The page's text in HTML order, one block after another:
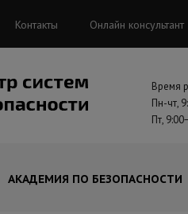
Контакты Онлайн консультант
Время
Пн-чт,
Пт,
АКАДЕМИЯ ПО БЕЗОПАСНОСТИ